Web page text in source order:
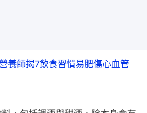
養師揭7飲食習慣易肥傷心血管